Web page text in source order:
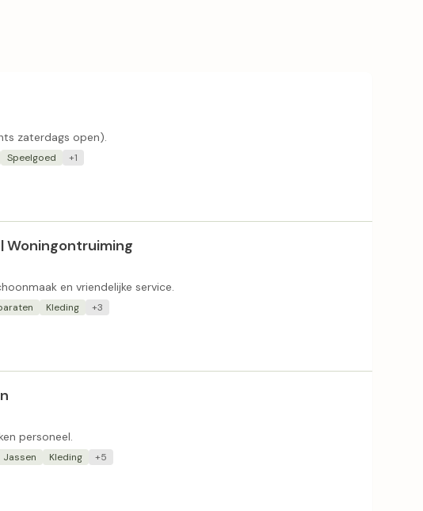
zaterdags open).
Speelgoed +1
Woningontruiming
en vriendelijke service.
Kleding +3
personeel.
Jassen Kleding +5